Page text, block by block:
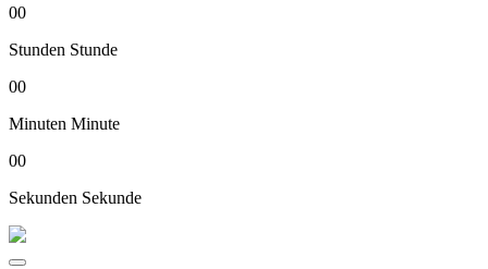
00
Stunden Stunde
00
Minuten Minute
00
Sekunden Sekunde